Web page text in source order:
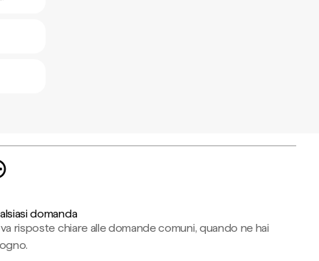
domanda
risposte chiare alle domande comuni, quando ne hai